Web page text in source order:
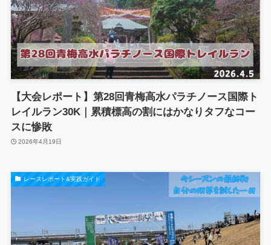
【大会レポート】第28回青梅高水パラチノース国際ト
レイルラン30K｜累積標高の割にはかなりタフなコー
スに惨敗
2026年4月19日
レースレポート&実践ガイド